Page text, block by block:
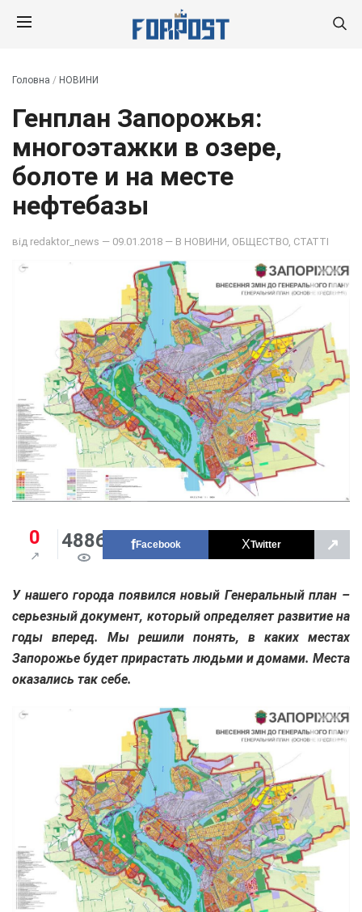
Головна / НОВИНИ
Генплан Запорожья:
многоэтажки в озере,
болоте и на месте
нефтебазы
від redaktor_news — 09.01.2018 — В НОВИНИ ОБЩЕСТВО СТАТТІ
0 4886 Facebook Twitter ↗
У нашего города появился новый Генеральный план –
серьезный документ, который определяет развитие на
годы вперед. Мы решили понять, в каких местах
Запорожье будет прирастать людьми и домами. Места
оказались так себе.